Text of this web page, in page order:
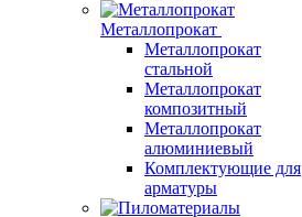
Металлопрокат
Металлопрокат
стальной
Металлопрокат
композитный
Металлопрокат
алюминиевый
Комплектующие для
арматуры